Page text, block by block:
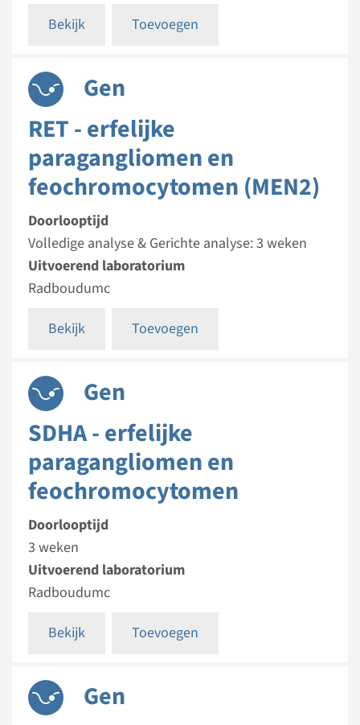
Bekijk
Toevoegen
Gen
RET - erfelijke
paragangliomen en
feochromocytomen (MEN2)
Doorlooptijd
Volledige analyse & Gerichte analyse: 3 weken
Uitvoerend laboratorium
Radboudumc
Bekijk
Toevoegen
Gen
SDHA - erfelijke
paragangliomen en
feochromocytomen
Doorlooptijd
3 weken
Uitvoerend laboratorium
Radboudumc
Bekijk
Toevoegen
Gen